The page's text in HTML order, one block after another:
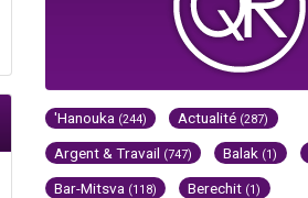
'Hanouka (244) Actualité (287)
Argent & Travail (747) Balak (1)
Bar-Mitsva (118) Berechit (1)